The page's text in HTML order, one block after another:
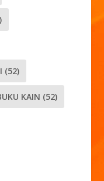
(52)
KAIN (52)